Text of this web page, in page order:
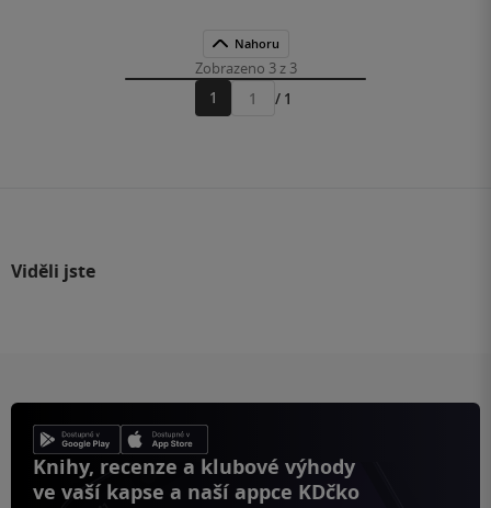
Nahoru
Zobrazeno 3 z 3
1
Přejít
/ 1
Viděli jste
Knihy, recenze a klubové výhody
ve vaší kapse a naší appce KDčko